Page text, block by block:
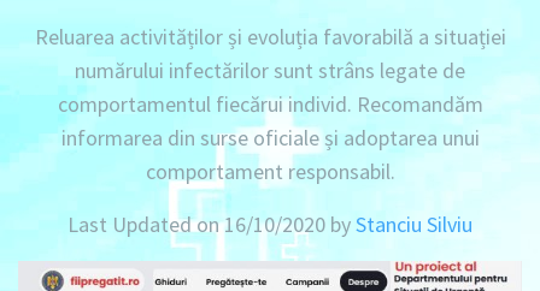
Reluarea activităților și evoluția favorabilă a situației
numărului infectărilor sunt strâns legate de
comportamentul fiecărui individ. Recomandăm
informarea din surse oficiale și adoptarea unui
comportament responsabil.
Last Updated on 16/10/2020 byStanciu Silviu